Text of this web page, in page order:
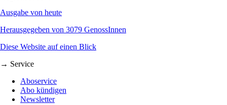
Ausgabe von heute
Herausgegeben von 3079 GenossInnen
Diese Website auf einen Blick
→ Service
Aboservice
Abo kündigen
Newsletter